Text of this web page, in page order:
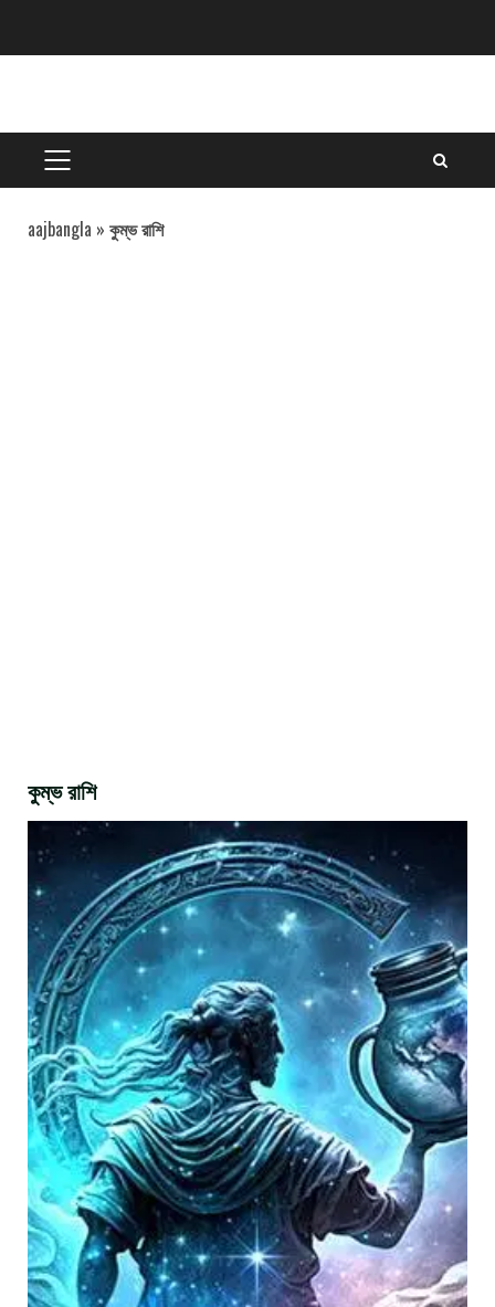
PRIMARY
MENU
aajbangla » কুম্ভ রাশি
কুম্ভ রাশি